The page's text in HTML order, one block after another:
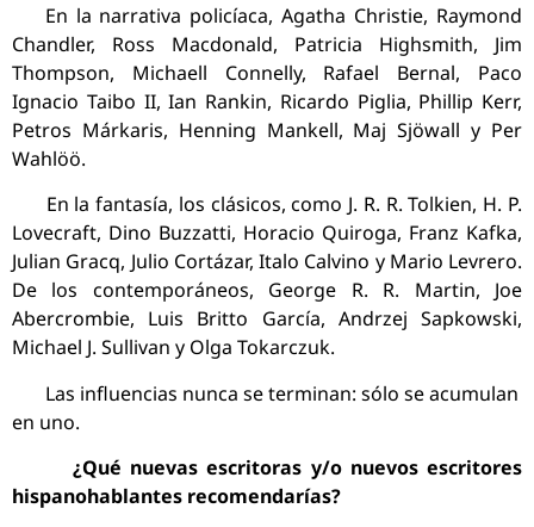
En la narrativa policíaca, Agatha Christie, Raymond
Chandler, Ross Macdonald, Patricia Highsmith, Jim
Thompson, Michaell Connelly, Rafael Bernal, Paco
Ignacio Taibo II, Ian Rankin, Ricardo Piglia, Phillip Kerr,
Petros Márkaris, Henning Mankell, Maj Sjöwall y Per
Wahlöö.
En la fantasía, los clásicos, como J. R. R. Tolkien, H. P.
Lovecraft, Dino Buzzatti, Horacio Quiroga, Franz Kafka,
Julian Gracq, Julio Cortázar, Italo Calvino y Mario Levrero.
De los contemporáneos, George R. R. Martin, Joe
Abercrombie, Luis Britto García, Andrzej Sapkowski,
Michael J. Sullivan y Olga Tokarczuk.
Las influencias nunca se terminan: sólo se acumulan
en uno.
¿Qué nuevas escritoras y/o nuevos escritores
hispanohablantes recomendarías?